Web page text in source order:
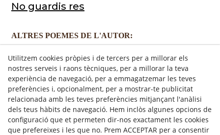
No guardis res
ALTRES POEMES DE L'AUTOR:
No guardis res
Avui
Rebel
Utilitzem cookies pròpies i de tercers per a millorar els
nostres serveis i raons tècniques, per a millorar la teva
experiència de navegació, per a emmagatzemar les teves
preferències i, opcionalment, per a mostrar-te publicitat
relacionada amb les teves preferències mitjançant l'anàlisi
dels teus hàbits de navegació. Hem inclòs algunes opcions de
configuració que et permeten dir-nos exactament les cookies
que prefereixes i les que no. Prem ACCEPTAR per a consentir